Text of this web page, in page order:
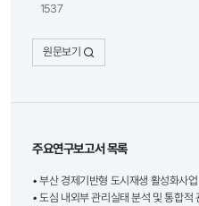
1537
원문보기
주요연구보고서 목록
• 부산 경제기반형 도시재생 활성화사
• 도심 내외부 관리실태 분석 및 통합